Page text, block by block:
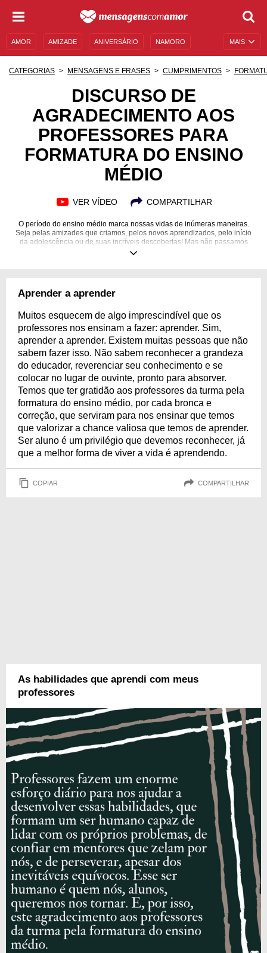
MAIS
AMOR AMIZADE ANIVERSÁRIO NAMORO
MENSAGENS E FRASES MENSAGENS DE ANIVERSÁRIO
ENTRETENIMENTO FAMOSOS BÍBLIA
CATEGORIAS MENSAGENS E FRASES CUMPRIMENTOS
DISCURSO DE
AGRADECIMENTO AOS
PROFESSORES PARA
FORMATURA DO ENSINO
MÉDIO
VER VÍDEO COMPARTILHAR
O período do ensino médio marca nossas vidas de inúmeras maneiras.
Seja pelas amizades que criamos, pelos novos aprendizados, pelo início
da adolescência ou de suas incríveis descobertas! Mas não passamos
sozinhos por todos esses momentos, os professores estão sempre ao
especial para você, mas é mil vezes mais para aqueles que nos
Aprender a aprender
Muitos esquecem de algo imprescindível que os
professores nos ensinam a fazer: aprender. Sim,
aprender a aprender. Existem muitas pessoas que não
sabem fazer isso. Não sabem reconhecer a grandeza
do educador, reverenciar seu conhecimento e se
colocar no lugar de ouvinte, pronto para absorver.
Temos que ter gratidão aos professores da turma pela
formatura do ensino médio, por cada bronca e
correção, que serviram para nos ensinar que temos
que valorizar a chance valiosa que temos de aprender.
Ser aluno é um privilégio que devemos reconhecer, já
que a melhor forma de viver a vida é aprendendo.
COPIAR COMPARTILHAR
As habilidades que aprendi com meus
professores